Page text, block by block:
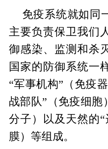
免疫系统就如同
主要负责保卫我们
御感染、监测和杀
国家的防御系统一
“军事机构”（免疫
战部队”（免疫细胞
分子）以及天然的
膜）等组成。